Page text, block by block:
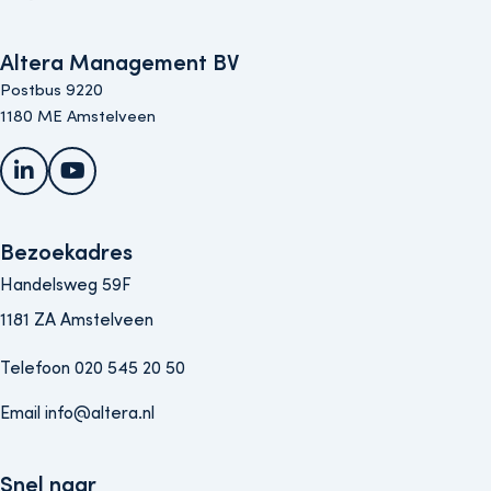
Altera Management BV
Postbus 9220
1180 ME Amstelveen
LinkedInYouTube
Bezoekadres
Handelsweg 59F
1181 ZA Amstelveen
Telefoon 020 545 20 50
Email info@altera.nl
Snel naar
Snel naar